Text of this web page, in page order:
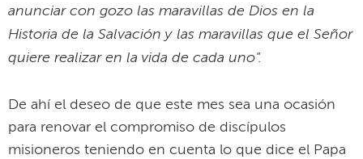
anunciar con gozo las maravillas de Dios en la
Historia de la Salvación y las maravillas que el Señor
quiere realizar en la vida de cada uno".
De ahí el deseo de que este mes sea una ocasión
para renovar el compromiso de discípulos
misioneros teniendo en cuenta lo que dice el Papa